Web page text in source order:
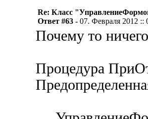
Re: Класс
Ответ #63 - 07. Февраля 2012 ::
Почему то
Процедура